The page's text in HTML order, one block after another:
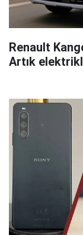
Renault
Artık